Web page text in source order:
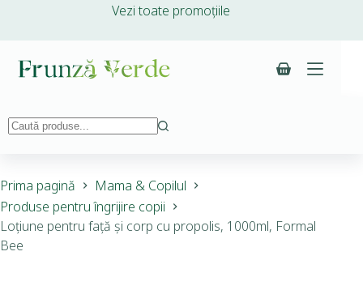
Vezi toate promoțiile
Prima pagină
Mama & Copilul
Produse pentru îngrijire copii
Loțiune pentru față și corp cu propolis, 1000ml, Formal
Bee